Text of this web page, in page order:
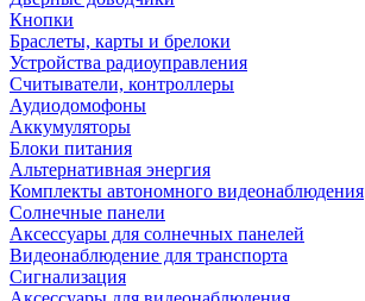
Кнопки
Браслеты, карты и брелоки
Устройства радиоуправления
Считыватели, контроллеры
Аудиодомофоны
Аккумуляторы
Блоки питания
Альтернативная энергия
Комплекты автономного видеонаблюдения
Солнечные панели
Аксессуары для солнечных панелей
Видеонаблюдение для транспорта
Сигнализация